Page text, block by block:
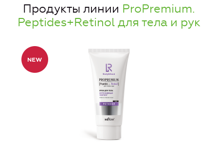
Продукты линии ProPremium.
Peptides+Retinol для тела и рук